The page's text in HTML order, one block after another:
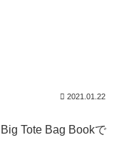
2021.01.22
Tote Bag Bookで